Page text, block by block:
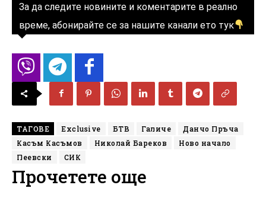
За да следите новините и коментарите в реално
време, абонирайте се за нашите канали ето тук
ТАГОВЕ Exclusive БТВ Галиче
Данчо Пръча
Касъм Касъмов
Николай Бареков
Ново начало
Пеевски
СИК
Прочетете още